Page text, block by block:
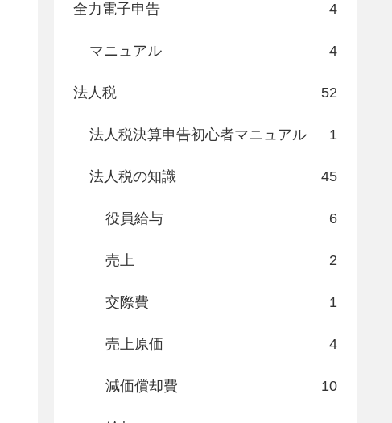
全力電子申告 4
マニュアル 4
法人税 52
法人税決算申告初心者マニュアル 1
法人税の知識 45
役員給与 6
売上 2
交際費 1
売上原価 4
減価償却費 10